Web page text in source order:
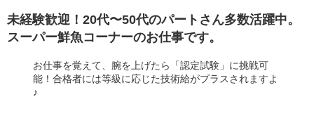
未経験歓迎！20代〜50代のパートさん多数活躍中。
スーパー鮮魚コーナーのお仕事です。
お仕事を覚えて、腕を上げたら「認定試験」に挑戦可
能！合格者には等級に応じた技術給がプラスされますよ
♪